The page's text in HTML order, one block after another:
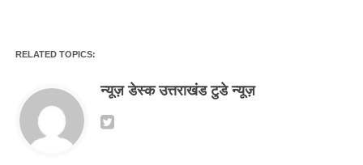
RELATED TOPICS:
न्यूज़ डेस्क उत्तराखंड टुडे न्यूज़